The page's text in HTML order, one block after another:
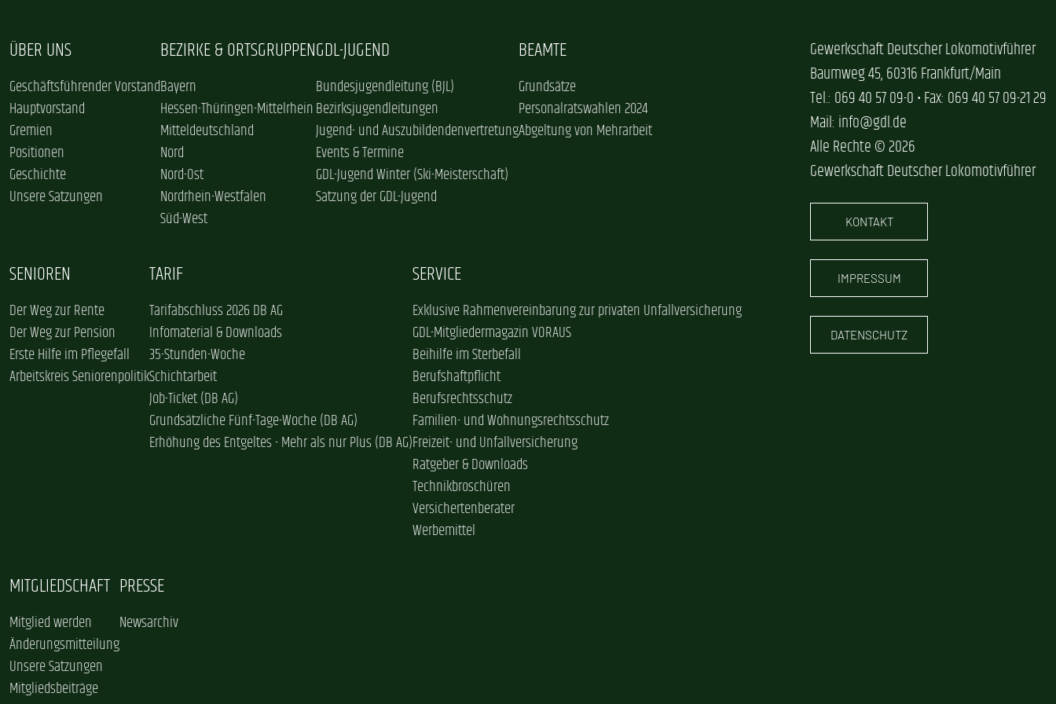
ÜBER UNS
Geschäftsführender Vorstand
Hauptvorstand
Gremien
Positionen
Geschichte
Unsere Satzungen
BEZIRKE & ORTSGRUPPEN
Bayern
Hessen-Thüringen-Mittelrhein
Mitteldeutschland
Nord
Nord-Ost
Nordrhein-Westfalen
Süd-West
GDL-JUGEND
Bundesjugendleitung (BJL)
Bezirksjugendleitungen
Jugend- und Auszubildendenvertretung
Events & Termine
GDL-Jugend Winter (Ski-Meisterschaft)
Satzung der GDL-Jugend
BEAMTE
Grundsätze
Personalratswahlen 2024
Abgeltung von Mehrarbeit
SENIOREN
Der Weg zur Rente
Der Weg zur Pension
Erste Hilfe im Pflegefall
Arbeitskreis Seniorenpolitik
TARIF
Tarifabschluss 2026 DB AG
Infomaterial & Downloads
35-Stunden-Woche
Schichtarbeit
Job-Ticket (DB AG)
Grundsätzliche Fünf-Tage-Woche (DB AG)
Erhöhung des Entgeltes - Mehr als nur Plus (DB AG)
SERVICE
Exklusive Rahmenvereinbarung zur privaten Unfallversicherung
GDL-Mitgliedermagazin VORAUS
Beihilfe im Sterbefall
Berufshaftpflicht
Berufsrechtsschutz
Familien- und Wohnungsrechtsschutz
Freizeit- und Unfallversicherung
Ratgeber & Downloads
Technikbroschüren
Versichertenberater
Werbemittel
MITGLIEDSCHAFT
Mitglied werden
Änderungsmitteilung
Unsere Satzungen
Mitgliedsbeiträge
PRESSE
Newsarchiv
Gewerkschaft Deutscher Lokomotivführer
Baumweg 45, 60316 Frankfurt/Main
Tel.: 069 40 57 09-0 • Fax: 069 40 57 09-21 29
Mail: info@gdl.de
Alle Rechte © 2026
Gewerkschaft Deutscher Lokomotivführer
KONTAKT
IMPRESSUM
DATENSCHUTZ